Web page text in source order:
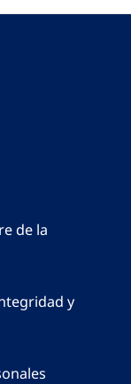
de la
y